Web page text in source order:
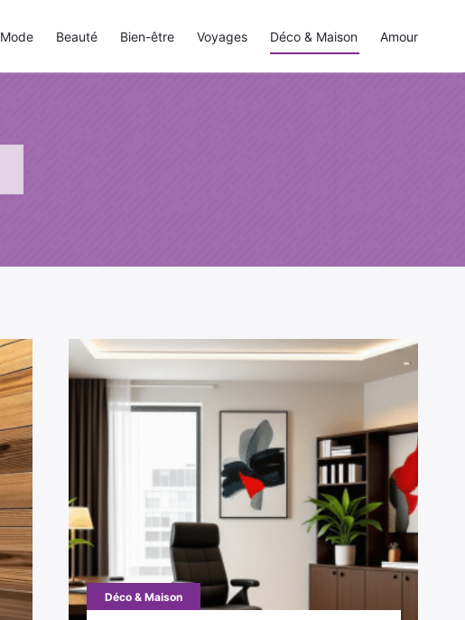
Déco & Maison
Mode Beauté Bien-être Voyages Déco & Maison Amour